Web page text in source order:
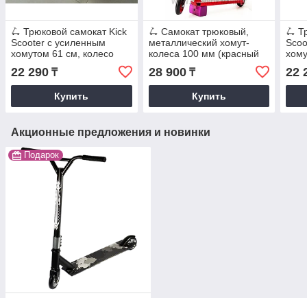
🛴 Трюковой самокат Kick
Scooter с усиленным
хомутом 61 см, колесо
трюков!
22 290 ₸
Купить
🛴 Самокат трюковый,
металлический хомут-
колеса 100 мм (красный
для трюков!
28 900₸
Купить
🛴
22
Акционные предложения и новинки
Подарок